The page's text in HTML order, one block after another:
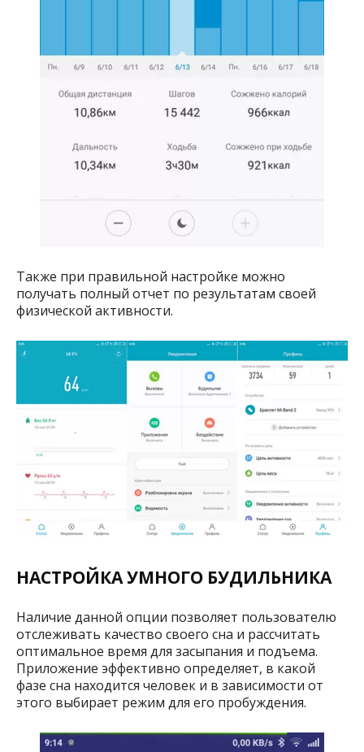
Также при правильной настройке можно
получать полный отчет по результатам своей
физической активности.
НАСТРОЙКА УМНОГО БУДИЛЬНИКА
Наличие данной опции позволяет пользователю
отслеживать качество своего сна и рассчитать
оптимальное время для засыпания и подъема.
Приложение эффективно определяет, в какой
фазе сна находится человек и в зависимости от
этого выбирает режим для его пробуждения.